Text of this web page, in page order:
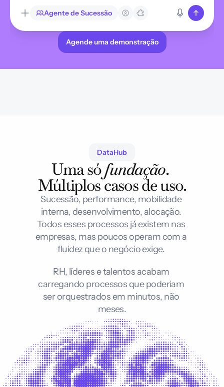
Agente de Sucessão
Agende uma demonstração
DataHub
Uma só fundação.
Múltiplos casos de uso.
Sucessão, performance, mobilidade
interna, desenvolvimento, alocação.
Todos esses processos já existem nas
empresas, mas poucos operam com a
fluidez que o negócio exige.
RH, líderes e talentos acabam
carregando processos que poderiam
ser orquestrados em minutos, não
meses.